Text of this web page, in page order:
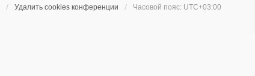
Удалить cookies конференции Часовой пояс: UTC+03:00